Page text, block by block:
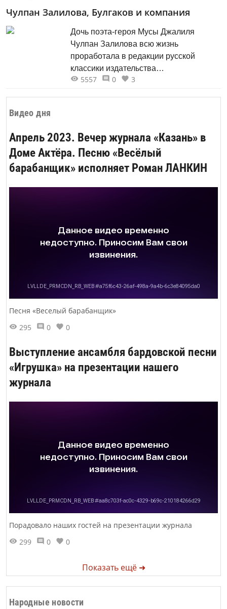
Видео дня
Апрель 2023. Вечер журнала «Казань» в
Доме Актёра. Песню «Весёлый
барабанщик» исполняет Роман ЛАНКИН
Песня «Веселый барабанщик»
295
0 0
Выступление ансамбля бардовской песни
«Игрушка» на презентации нашего
журнала
Порадовало наших гостей на презентации журнала
299
0 0
Показать ещё ➜
Народные новости
Чулпан Залилова, Булгаков и компания
Дочь поэта-героя Мусы Джалиля
Чулпан Залилова всю жизнь
проработала в редакции русской
классики издательства
«Художественная литература». Это
же становились библиографической
редкостью.
5557 0 3